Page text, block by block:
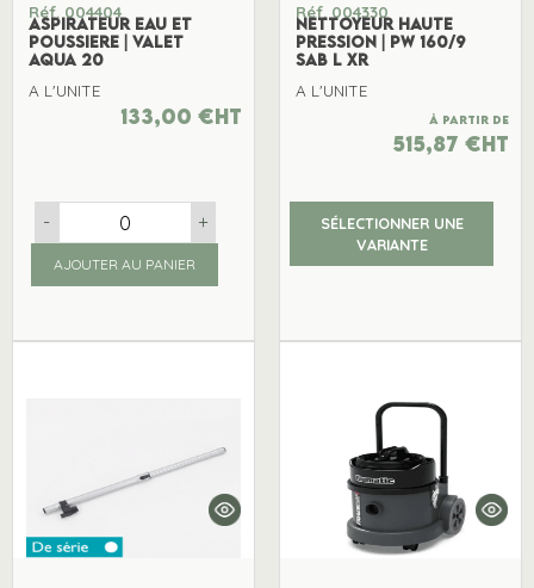
Réf. 004404
ASPIRATEUR EAU ET
POUSSIERE | VALET
AQUA 20
A L'UNITE
133,00€ht
- +
AJOUTER AU PANIER
Réf. 004330
NETTOYEUR HAUTE
PRESSION | PW 160/9
SAB L XR
A L'UNITE
À partir de
515,87€ht
SÉLECTIONNER UNE
VARIANTE